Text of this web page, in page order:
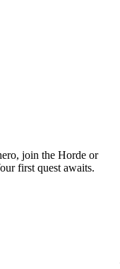
join the Horde or
first quest awaits.